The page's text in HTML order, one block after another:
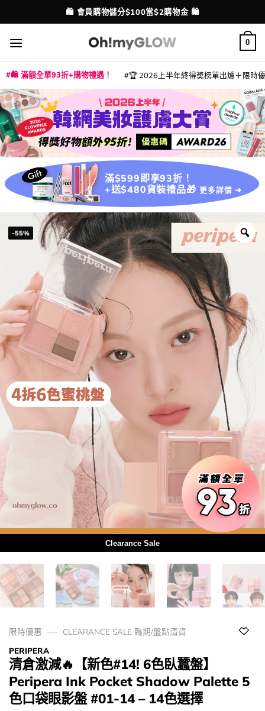
to
content
配送港澳
💳 支援消費券、FPS、八達通、PAYME、信用卡付款
0
🛍️ 滿額全單93折+購物禮遇！ 🏆 2026上半年終得奬榜單出爐＋限時
滿$599即享93折！
+送$480貨裝禮品🎁 更多詳情 ➜
-55%
用優惠劵 再減5%
Clearance Sale
限時優惠
CLEARANCE SALE 臨期/盤點清貨
PERIPERA
清倉激減🔥【新色#14! 6色臥蠶盤】
Peripera Ink Pocket Shadow Palette 5
色口袋眼影盤 #01-14 – 14色選擇